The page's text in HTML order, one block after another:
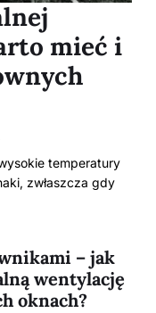
mieć i
temperatury
zwłaszcza gdy
– jak
wentylację
oknach?